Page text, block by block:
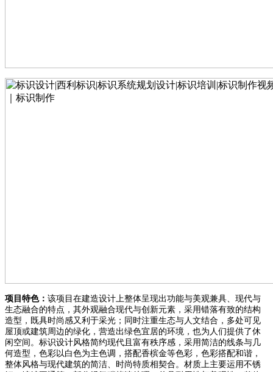
项目特色： 该项目在建造设计上整体呈现出功能与美观兼具、现代与
生态融合的特点，其外观融合现代与创新元素，采用错落有致的结构
造型，既具时尚感又利于采光；同时注重生态与人文结合，多处可见
屋顶或建筑周边的绿化，营造出绿色宜居的环境，也为人们提供了休
闲空间。标识设计风格简约现代且富有秩序感，采用简洁的线条与几
何造型，色彩以白色为主色调，搭配香槟金等色彩，色彩搭配和谐，
整体风格与现代建筑的简洁、时尚特质相契合。材质上主要运用不锈